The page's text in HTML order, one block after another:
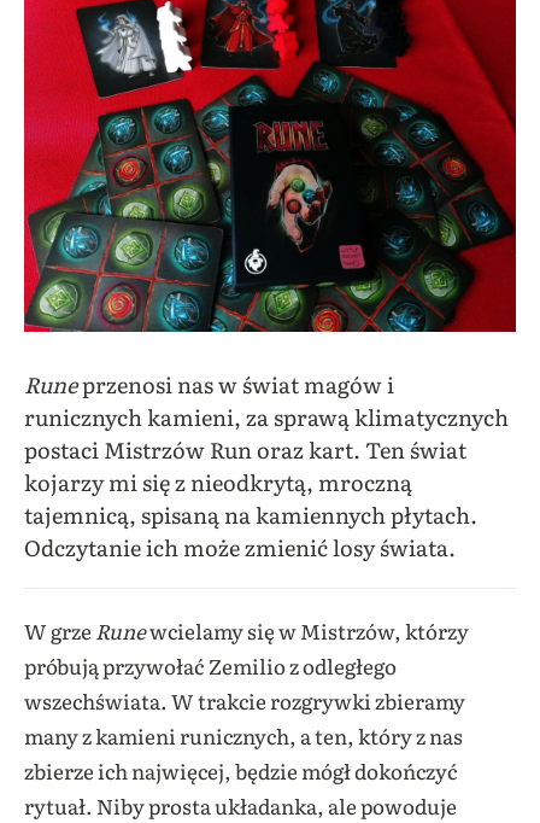
Runeprzenosi nas w świat magów i
runicznych kamieni, za sprawą klimatycznych
postaci Mistrzów Run oraz kart. Ten świat
kojarzy mi się z nieodkrytą, mroczną
tajemnicą, spisaną na kamiennych płytach.
Odczytanie ich może zmienić losy świata.
W grze Runewcielamy się w Mistrzów, którzy
próbują przywołać Zemilio z odległego
wszechświata. W trakcie rozgrywki zbieramy
many z kamieni runicznych, a ten, który z nas
zbierze ich najwięcej, będzie mógł dokończyć
rytuał. Niby prosta układanka, ale powoduje